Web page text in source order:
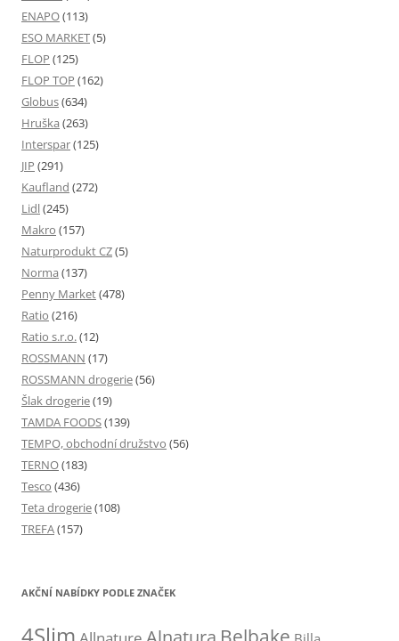
ENAPO(113)
ESO MARKET(5)
FLOP (125)
FLOP TOP (162)
Globus(634)
Hruška (263)
Interspar(125)
JIP (291)
Kaufland (272)
Lidl(245)
Makro (157)
Naturprodukt CZ(5)
Norma (137)
Penny Market(478)
Ratio (216)
Ratio s.r.o.(12)
ROSSMANN (17)
ROSSMANN drogerie(56)
Šlak drogerie(19)
TAMDA FOODS(139)
TEMPO, obchodní družstvo (56)
TERNO(183)
Tesco (436)
Teta drogerie(108)
TREFA(157)
AKČNÍ NABÍDKY PODLE ZNAČEK
4Slim